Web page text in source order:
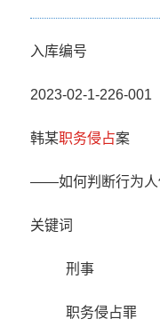
入库编号
2023-02-1-226-001
韩某职务侵占案
——如何判断行为人
关键词
刑事
职务侵占罪